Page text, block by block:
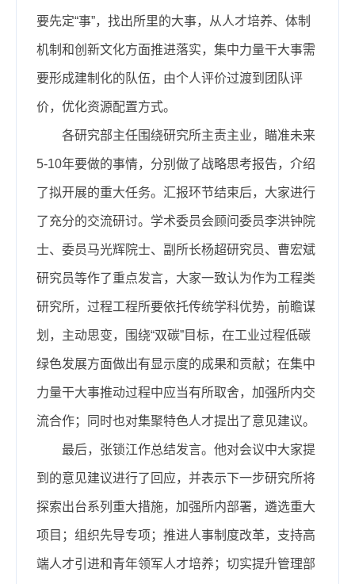
要先定“事”，找出所里的大事，从人才培养、体制
机制和创新文化方面推进落实，集中力量干大事需
要形成建制化的队伍，由个人评价过渡到团队评
价，优化资源配置方式。
各研究部主任围绕研究所主责主业，瞄准未来
5-10年要做的事情，分别做了战略思考报告，介绍
了拟开展的重大任务。汇报环节结束后，大家进行
了充分的交流研讨。学术委员会顾问委员李洪钟院
士、委员马光辉院士、副所长杨超研究员、曹宏斌
研究员等作了重点发言，大家一致认为作为工程类
研究所，过程工程所要依托传统学科优势，前瞻谋
划，主动思变，围绕“双碳”目标，在工业过程低碳
绿色发展方面做出有显示度的成果和贡献；在集中
力量干大事推动过程中应当有所取舍，加强所内交
流合作；同时也对集聚特色人才提出了意见建议。
最后，张锁江作总结发言。他对会议中大家提
到的意见建议进行了回应，并表示下一步研究所将
探索出台系列重大措施，加强所内部署，遴选重大
项目；组织先导专项；推进人事制度改革，支持高
端人才引进和青年领军人才培养；切实提升管理部